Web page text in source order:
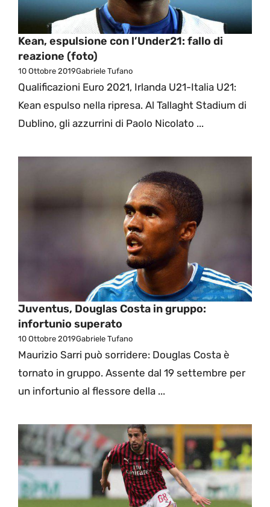
Kean, espulsione con l’Under21: fallo di
reazione (foto)
10 Ottobre 2019Gabriele Tufano
Qualificazioni Euro 2021, Irlanda U21-Italia U21:
Kean espulso nella ripresa. Al Tallaght Stadium di
Dublino, gli azzurrini di Paolo Nicolato ...
Juventus, Douglas Costa in gruppo:
infortunio superato
10 Ottobre 2019Gabriele Tufano
Maurizio Sarri può sorridere: Douglas Costa è
tornato in gruppo. Assente dal 19 settembre per
un infortunio al flessore della ...